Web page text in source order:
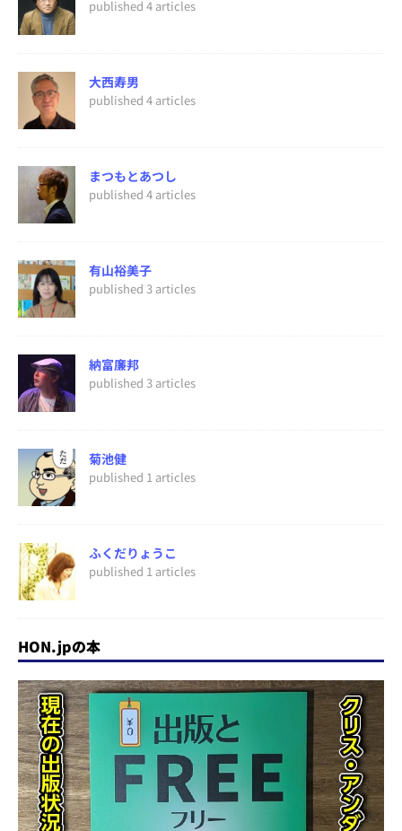
published 4 articles
大西寿男
published 4 articles
まつもとあつし
published 4 articles
有山裕美子
published 3 articles
納富廉邦
published 3 articles
菊池健
published 1 articles
ふくだりょうこ
published 1 articles
HON.jpの本